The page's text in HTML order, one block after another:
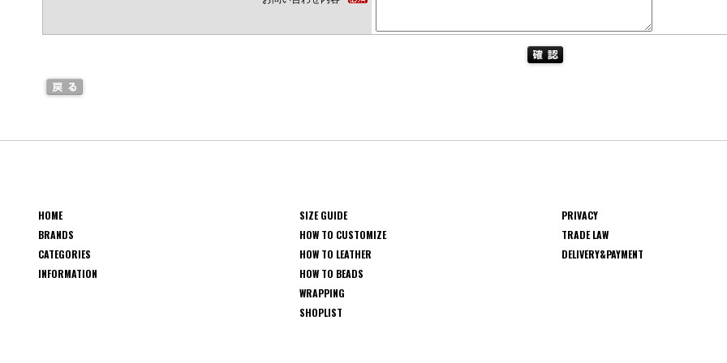
HOME
BRANDS
CATEGORIES
INFORMATION
SIZE GUIDE
HOW TO CUSTOMIZE
HOW TO LEATHER
HOW TO BEADS
WRAPPING
SHOPLIST
PRIVACY
TRADE LAW
DELIVERY&PAYMENT